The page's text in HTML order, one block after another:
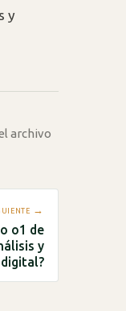
y
archivo
→
o1 de
y